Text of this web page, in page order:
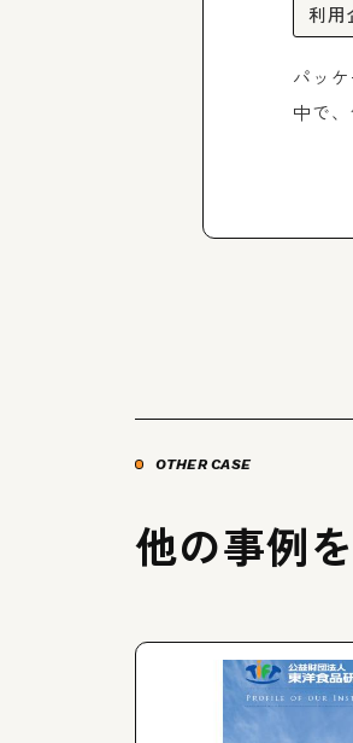
利用
パッ
中で
OTHER CASE
他の事例